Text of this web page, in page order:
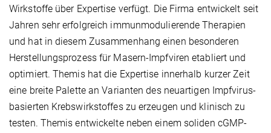
Wirkstoffe über Expertise verfügt. Die Firma entwickelt seit
Jahren sehr erfolgreich immunmodulierende Therapien
und hat in diesem Zusammenhang einen besonderen
Herstellungsprozess für Masern-Impfviren etabliert und
optimiert. Themis hat die Expertise innerhalb kurzer Zeit
eine breite Palette an Varianten des neuartigen Impfvirus-
basierten Krebswirkstoffes zu erzeugen und klinisch zu
testen. Themis entwickelte neben einem soliden cGMP-